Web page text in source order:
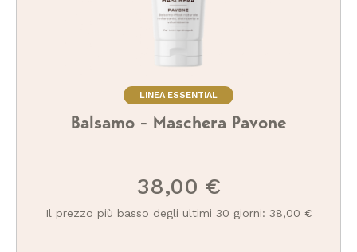
LINEA ESSENTIAL
Balsamo - Maschera Pavone
38,00 €
Il prezzo più basso degli ultimi 30 giorni: 38,00 €